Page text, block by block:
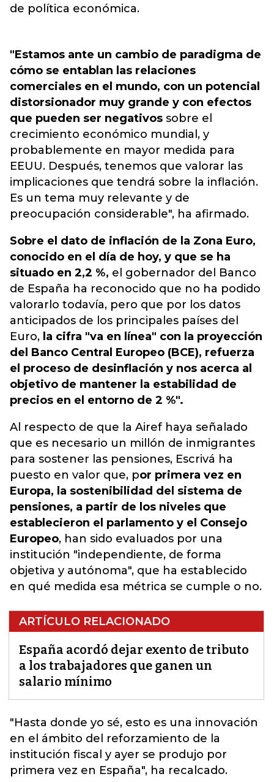
de política económica.
"Estamos ante un cambio de paradigma de
cómo se entablan las relaciones
comerciales en el mundo, con un potencial
distorsionador muy grande y con efectos
que pueden ser negativos sobre el
crecimiento económico mundial, y
probablemente en mayor medida para
EEUU. Después, tenemos que valorar las
implicaciones que tendrá sobre la inflación.
Es un tema muy relevante y de
preocupación considerable", ha afirmado.
Sobre el dato de inflación de la Zona Euro,
conocido en el día de hoy, y que se ha
situado en 2,2 %, el gobernador del Banco
de España ha reconocido que no ha podido
valorarlo todavía, pero que por los datos
anticipados de los principales países del
Euro, la cifra "va en línea" con la proyección
del Banco Central Europeo (BCE), refuerza
el proceso de desinflación y nos acerca al
objetivo de mantener la estabilidad de
precios en el entorno de 2 %".
Al respecto de que la Airef haya señalado
que es necesario un millón de inmigrantes
para sostener las pensiones, Escrivá ha
puesto en valor que, por primera vez en
Europa, la sostenibilidad del sistema de
pensiones, a partir de los niveles que
establecieron el parlamento y el Consejo
Europeo, han sido evaluados por una
institución "independiente, de forma
objetiva y autónoma", que ha establecido
en qué medida esa métrica se cumple o no.
ARTÍCULO RELACIONADO
España acordó dejar exento de tributo
a los trabajadores que ganen un
salario mínimo
"Hasta donde yo sé, esto es una innovación
en el ámbito del reforzamiento de la
institución fiscal y ayer se produjo por
primera vez en España", ha recalcado.